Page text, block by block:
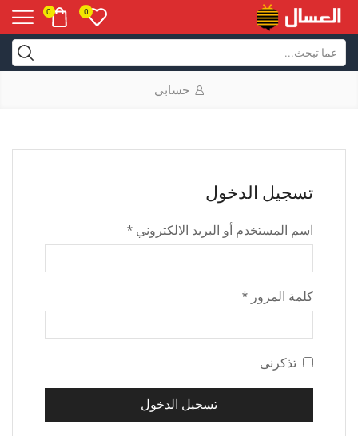
0
0
حسابي
تسجيل الدخول
اسم المستخدم أو البريد الالكتروني *
كلمة المرور *
تذكرنى
تسجيل الدخول